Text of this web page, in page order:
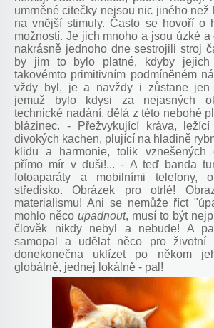
umrněné citečky nejsou nic jiného než
na vnější stimuly. Často se hovoří o
možností. Je jich mnoho a jsou úzké a
nakrásně jednoho dne sestrojili stroj
by jim to bylo platné, kdyby
takovémto primitivním podmíněném
vždy byl, je a navždy i zůstane jen
jemuž bylo kdysi za nejasných
technické nadání, dělá z této nebohé
blázinec. - Přežvykující kráva,
divokých kachen, plující na hladině
klidu a harmonie, tolik vznešených
přímo mír v duši!... - A teď banda
fotoaparáty a mobilními telefony,
středisko. Obrázek pro otrlé!
materialismu! Ani se nemůže říct
mohlo něco upadnout, musí to být
člověk nikdy nebyl a nebude! A
samopal a udělat něco pro životní
donekonečna uklízet po někom
globálně, jednej lokálně - pal!